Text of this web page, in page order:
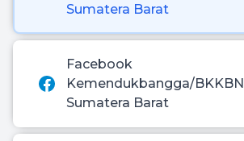
Sumatera Barat
Facebook
Kemendukbangga/BKKBN
Sumatera Barat